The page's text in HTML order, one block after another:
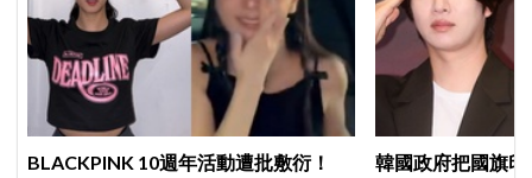
BLACKPINK 10週年活動遭批敷衍！
韓國政府把國旗